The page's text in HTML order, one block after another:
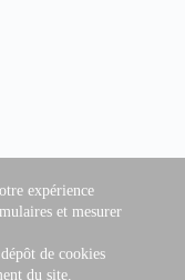
expérience
et mesurer
de cookies
du site.